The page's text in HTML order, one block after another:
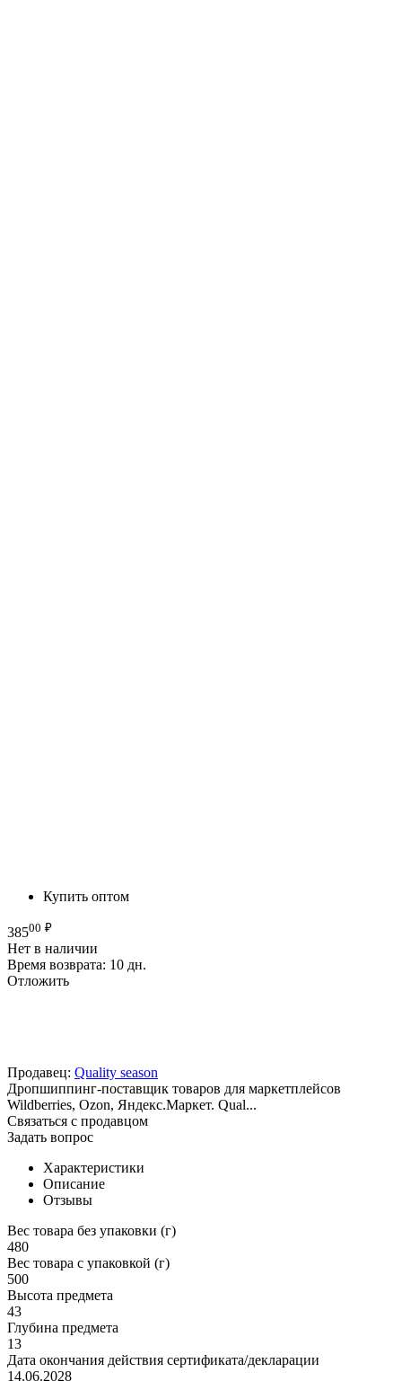
Купить оптом
38500 ₽
Нет в наличии
Время возврата: 10 дн.
Отложить
Продавец: Quality season
Дропшиппинг-поставщик товаров для маркетплейсов
Wildberries, Ozon, Яндекс.Маркет. Qual...
Связаться с продавцом
Задать вопрос
Характеристики
Описание
Отзывы
Вес товара без упаковки (г)
480
Вес товара с упаковкой (г)
500
Высота предмета
43
Глубина предмета
13
Дата окончания действия сертификата/декларации
14.06.2028